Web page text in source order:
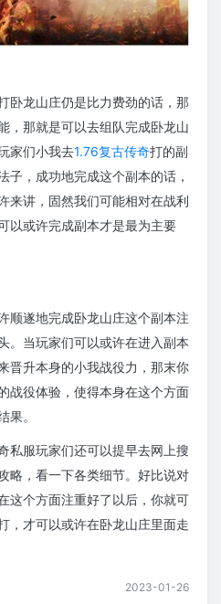
卧龙山庄仍是比力费劲的话，那
，那就是可以去组队完成卧龙山
家们小我去1.76复古传奇打的副
子，成功地完成这个副本的话，
来讲，固然我们可能相对在战利
以或许完成副本才是最为主要
顺遂地完成卧龙山庄这个副本注
。当玩家们可以或许在进入副本
晋升本身的小我战役力，那末你
战役体验，使得本身在这个方面
果。
私服玩家们还可以提早去网上搜
略，看一下各类细节。好比说对
这个方面注重好了以后，你就可
，才可以或许在卧龙山庄里面走
2023-01-26